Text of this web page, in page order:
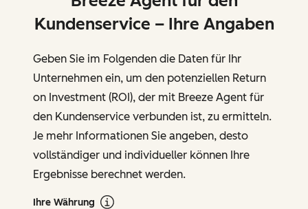
Kundenservice – Ihre Angaben
Geben Sie im Folgenden die Daten für Ihr
Unternehmen ein, um den potenziellen Return
on Investment (ROI), der mit Breeze Agent für
den Kundenservice verbunden ist, zu ermitteln.
Je mehr Informationen Sie angeben, desto
vollständiger und individueller können Ihre
Ergebnisse berechnet werden.
Ihre Währung